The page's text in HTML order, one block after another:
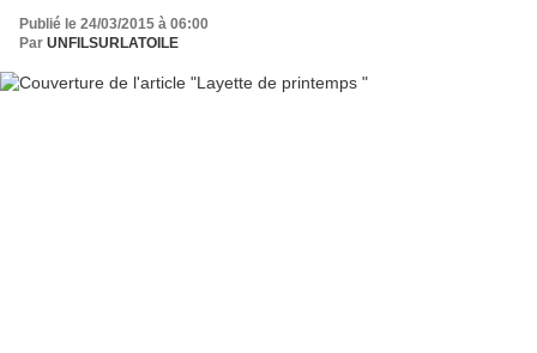
Publié le 24/03/2015 à 06:00
Par UNFILSURLATOILE